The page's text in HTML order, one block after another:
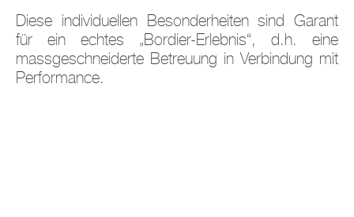
Diese individuellen Besonderheiten sind Garant
für ein echtes „Bordier-Erlebnis“, d.h. eine
massgeschneiderte Betreuung in Verbindung mit
Performance.